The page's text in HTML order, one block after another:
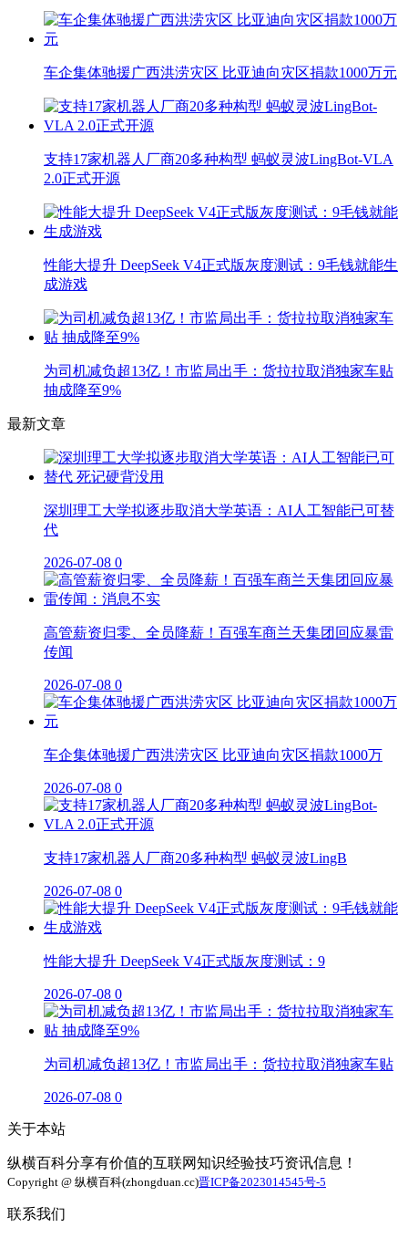
车企集体驰援广西洪涝灾区 比亚迪向灾区捐款1000万元
支持17家机器人厂商20多种构型 蚂蚁灵波LingBot-VLA
2.0正式开源
性能大提升 DeepSeek V4正式版灰度测试：9毛钱就能生
成游戏
为司机减负超13亿！市监局出手：货拉拉取消独家车贴
抽成降至9%
最新文章
深圳理工大学拟逐步取消大学英语：AI人工智能已可替
代
2026-07-08 0
高管薪资归零、全员降薪！百强车商兰天集团回应暴雷
传闻
2026-07-08 0
车企集体驰援广西洪涝灾区 比亚迪向灾区捐款1000万
2026-07-08 0
支持17家机器人厂商20多种构型 蚂蚁灵波LingB
2026-07-08 0
性能大提升 DeepSeek V4正式版灰度测试：9
2026-07-08 0
为司机减负超13亿！市监局出手：货拉拉取消独家车贴
2026-07-08 0
关于本站
纵横百科分享有价值的互联网知识经验技巧资讯信息！
Copyright @ 纵横百科(zhongduan.cc)晋ICP备2023014545号-5
联系我们